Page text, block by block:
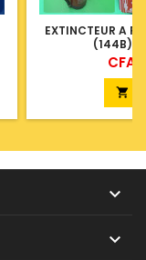
EXTINCTEUR A
(144B)
Price


